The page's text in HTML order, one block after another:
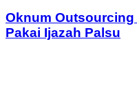
Oknum
Pakai Ijazah Palsu